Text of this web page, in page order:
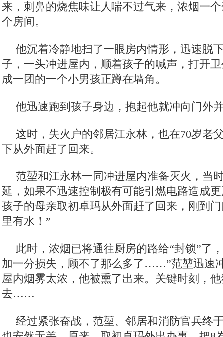
来，刺鼻的烧焦味让人喘不过气来，浓烟一
个房间。
他沉着冷静地扫了一眼房内情形，迅速脱
子，一头冲进屋内，顺着孩子的喊声，打开
成一团的一个小男孩正蹲在墙角。
他迅速跑到孩子身边，抱起他就冲向门外
这时，失火户的邻居江永林，也在70岁老
下从外面赶了回来。
范堃和江永林一同冲进屋内准备灭火，当
延，如果不迅速控制极有可能引燃电路造成
孩子的母亲取初卓玛从外面赶了回来，刚到
里有水！”
此时，浓烟已将通往厨房的路给“封锁”了
加一分损失，顾不了那么多了……”范堃迅速
屋内烟雾太浓，他被熏了出来。关键时刻，
去……
经过紧张奋战，范堃、邻居和消防官兵终